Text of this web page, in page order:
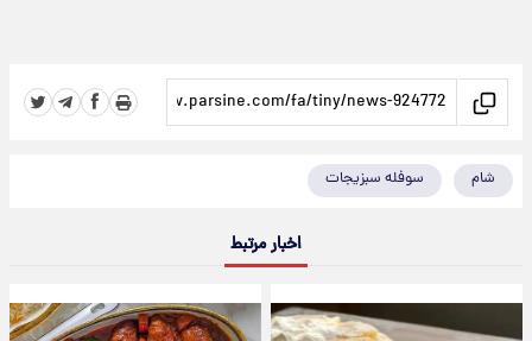
شام سوفله سبزیجات
اخبار مرتبط